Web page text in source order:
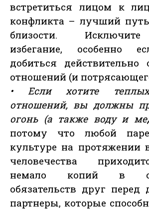
встретиться лицом к
конфликта – лучший
близости.
избегание, особенно
добиться действительно
отношений (и
• Если хотите
отношений, вы должны
огонь (а также воду и
потому что любой
культуре на протяжении
человечества
немало копий в
обязательств друг
партнеры, которые